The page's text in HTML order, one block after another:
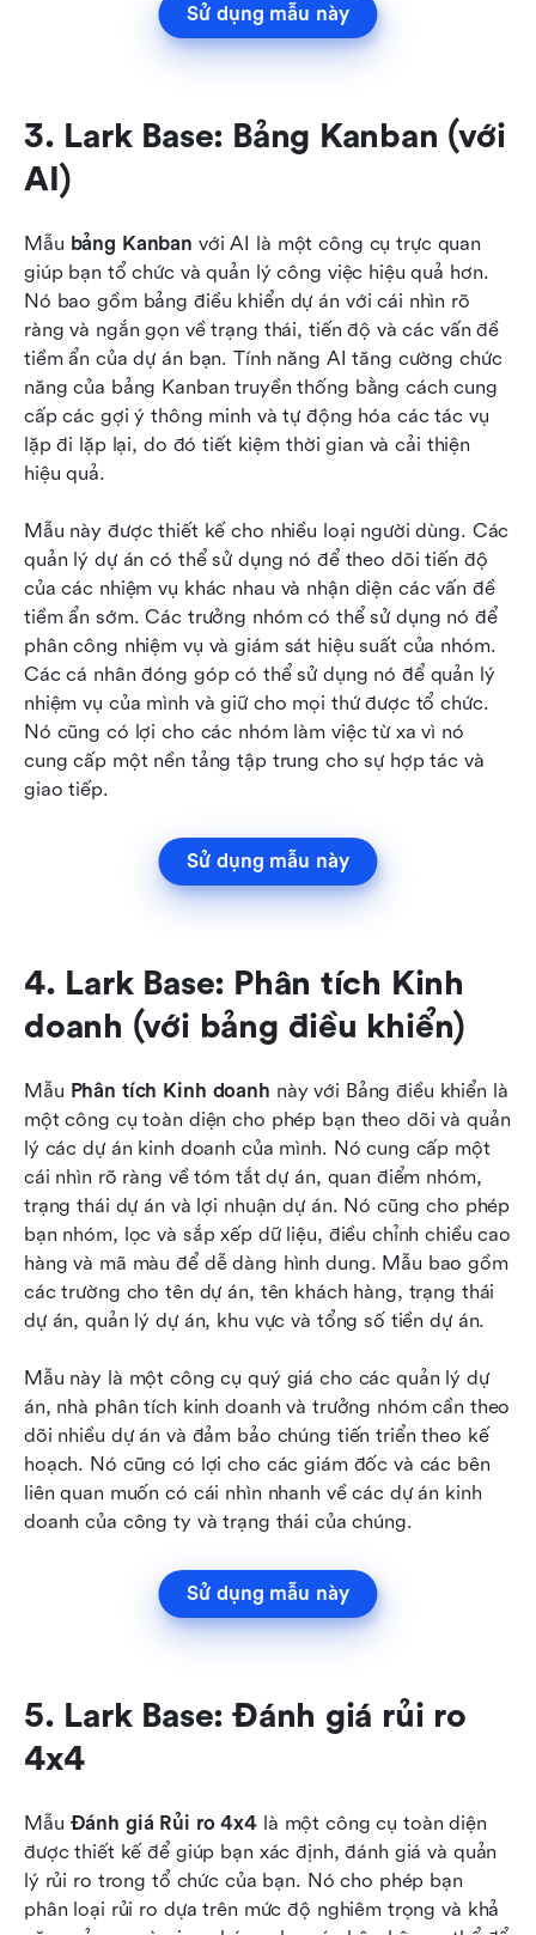
Sử dụng mẫu này
3. Lark Base: Bảng Kanban (với
AI)
Mẫu bảng Kanban với AI là một công cụ trực quan
giúp bạn tổ chức và quản lý công việc hiệu quả hơn.
Nó bao gồm bảng điều khiển dự án với cái nhìn rõ
ràng và ngắn gọn về trạng thái, tiến độ và các vấn đề
tiềm ẩn của dự án bạn. Tính năng AI tăng cường chức
năng của bảng Kanban truyền thống bằng cách cung
cấp các gợi ý thông minh và tự động hóa các tác vụ
lặp đi lặp lại, do đó tiết kiệm thời gian và cải thiện
hiệu quả.
Mẫu này được thiết kế cho nhiều loại người dùng. Các
quản lý dự án có thể sử dụng nó để theo dõi tiến độ
của các nhiệm vụ khác nhau và nhận diện các vấn đề
tiềm ẩn sớm. Các trưởng nhóm có thể sử dụng nó để
phân công nhiệm vụ và giám sát hiệu suất của nhóm.
Các cá nhân đóng góp có thể sử dụng nó để quản lý
nhiệm vụ của mình và giữ cho mọi thứ được tổ chức.
Nó cũng có lợi cho các nhóm làm việc từ xa vì nó
cung cấp một nền tảng tập trung cho sự hợp tác và
giao tiếp.
Sử dụng mẫu này
4. Lark Base: Phân tích Kinh
doanh (với bảng điều khiển)
Mẫu Phân tích Kinh doanh này với Bảng điều khiển là
một công cụ toàn diện cho phép bạn theo dõi và quản
lý các dự án kinh doanh của mình. Nó cung cấp một
cái nhìn rõ ràng về tóm tắt dự án, quan điểm nhóm,
trạng thái dự án và lợi nhuận dự án. Nó cũng cho phép
bạn nhóm, lọc và sắp xếp dữ liệu, điều chỉnh chiều cao
hàng và mã màu để dễ dàng hình dung. Mẫu bao gồm
các trường cho tên dự án, tên khách hàng, trạng thái
dự án, quản lý dự án, khu vực và tổng số tiền dự án.
Mẫu này là một công cụ quý giá cho các quản lý dự
án, nhà phân tích kinh doanh và trưởng nhóm cần theo
dõi nhiều dự án và đảm bảo chúng tiến triển theo kế
hoạch. Nó cũng có lợi cho các giám đốc và các bên
liên quan muốn có cái nhìn nhanh về các dự án kinh
doanh của công ty và trạng thái của chúng.
Sử dụng mẫu này
5. Lark Base: Đánh giá rủi ro
4x4
Mẫu Đánh giá Rủi ro 4x4 là một công cụ toàn diện
được thiết kế để giúp bạn xác định, đánh giá và quản
lý rủi ro trong tổ chức của bạn. Nó cho phép bạn
phân loại rủi ro dựa trên mức độ nghiêm trọng và khả